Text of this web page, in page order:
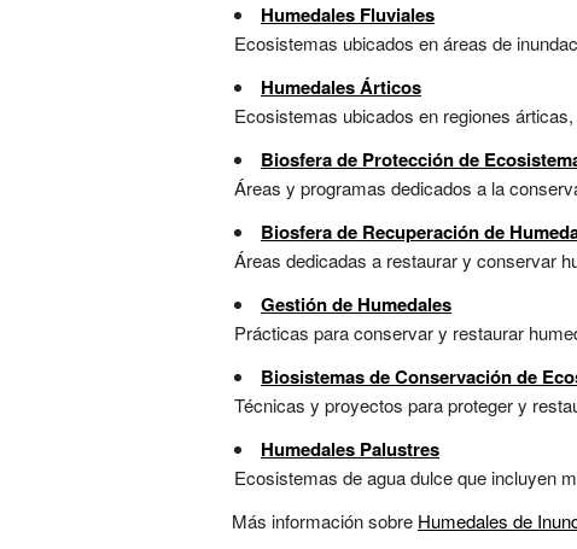
Humedales Fluviales
Ecosistemas ubicados en áreas de
Humedales Árticos
Ecosistemas ubicados en regiones
Biosfera de Protección de
Áreas y programas dedicados a la
Biosfera de Recuperación de
Áreas dedicadas a restaurar y conservar
Gestión de Humedales
Prácticas para conservar y restaurar
Biosistemas de Conservación de
Técnicas y proyectos para proteger y
Humedales Palustres
Ecosistemas de agua dulce que incluyen
Más información sobre Humedales de